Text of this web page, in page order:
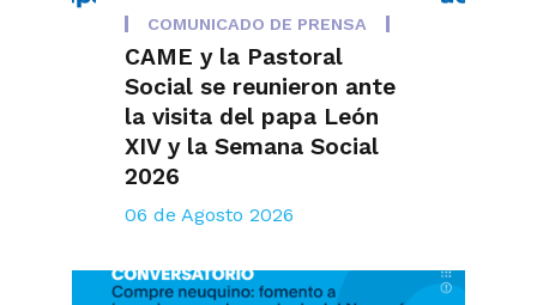
COMUNICADO DE PRENSA
CAME y la Pastoral
Social se reunieron ante
la visita del papa León
XIV y la Semana Social
2026
06 de Agosto 2026